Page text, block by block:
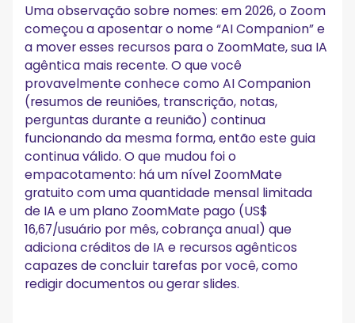
Uma observação sobre nomes: em 2026, o Zoom
começou a aposentar o nome “AI Companion” e
a mover esses recursos para o ZoomMate, sua IA
agêntica mais recente. O que você
provavelmente conhece como AI Companion
(resumos de reuniões, transcrição, notas,
perguntas durante a reunião) continua
funcionando da mesma forma, então este guia
continua válido. O que mudou foi o
empacotamento: há um nível ZoomMate
gratuito com uma quantidade mensal limitada
de IA e um plano ZoomMate pago (US$
16,67/usuário por mês, cobrança anual) que
adiciona créditos de IA e recursos agênticos
capazes de concluir tarefas por você, como
redigir documentos ou gerar slides.